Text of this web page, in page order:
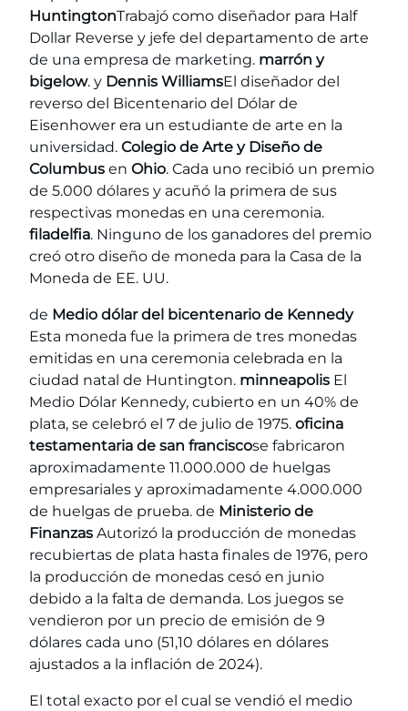
HuntingtonTrabajó como diseñador para Half
Dollar Reverse y jefe del departamento de arte
de una empresa de marketing. marrón y
bigelow. y Dennis WilliamsEl diseñador del
reverso del Bicentenario del Dólar de
Eisenhower era un estudiante de arte en la
universidad. Colegio de Arte y Diseño de
Columbus en Ohio. Cada uno recibió un premio
de 5.000 dólares y acuñó la primera de sus
respectivas monedas en una ceremonia.
filadelfia. Ninguno de los ganadores del premio
creó otro diseño de moneda para la Casa de la
Moneda de EE. UU.
de Medio dólar del bicentenario de Kennedy
Esta moneda fue la primera de tres monedas
emitidas en una ceremonia celebrada en la
ciudad natal de Huntington. minneapolis El
Medio Dólar Kennedy, cubierto en un 40% de
plata, se celebró el 7 de julio de 1975. oficina
testamentaria de san franciscose fabricaron
aproximadamente 11.000.000 de huelgas
empresariales y aproximadamente 4.000.000
de huelgas de prueba. de Ministerio de
Finanzas Autorizó la producción de monedas
recubiertas de plata hasta finales de 1976, pero
la producción de monedas cesó en junio
debido a la falta de demanda. Los juegos se
vendieron por un precio de emisión de 9
dólares cada uno (51,10 dólares en dólares
ajustados a la inflación de 2024).
El total exacto por el cual se vendió el medio